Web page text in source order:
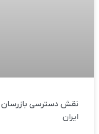
نقش دسترسی بازرسان
ایران